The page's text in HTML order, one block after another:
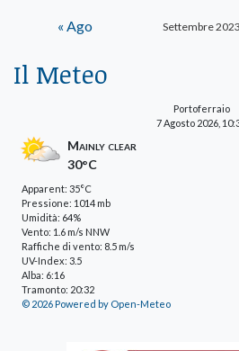
Settembre 2023
« Ago
Il Meteo
Portoferraio
7 Agosto 2026,
Mainly clear
30°C
Apparent: 35°C
Pressione: 1014 mb
Umidità: 64%
Vento: 1.6 m/s NNW
Raffiche di vento: 8.5 m/s
UV-Index: 3.5
Alba: 6:16
Tramonto: 20:32
© 2026 Powered by Open-Meteo